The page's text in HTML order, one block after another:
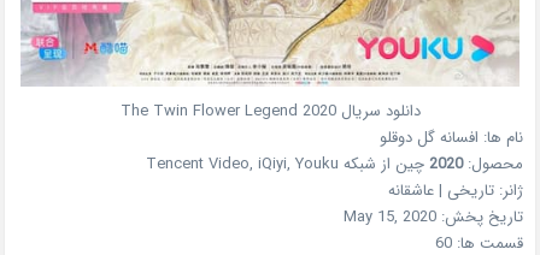
دانلود سریال The Twin Flower Legend 2020
نام ها: افسانه گل دوقلو
محصول:2020 چین از شبکه Tencent Video, iQiyi, Youku
ژانر:تاریخی | عاشقانه
تاریخ پخش:May 15, 2020
قسمت ها:60